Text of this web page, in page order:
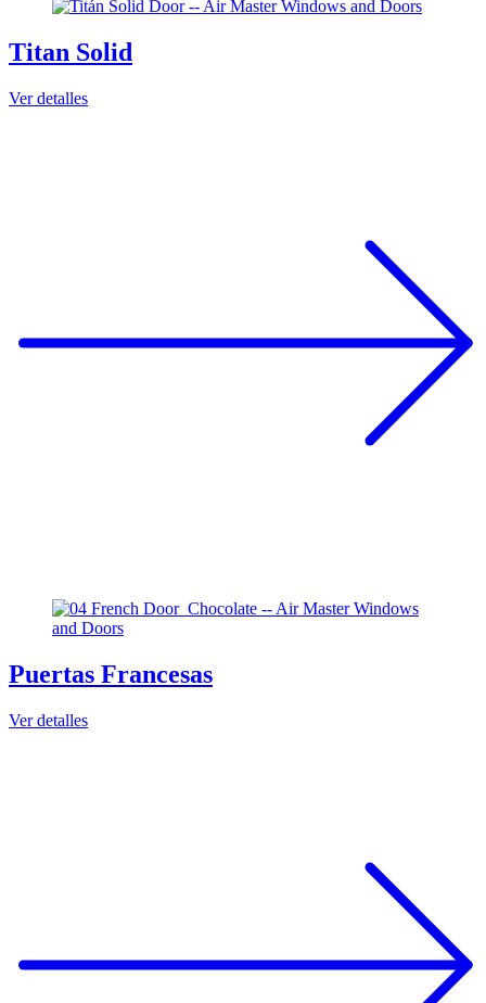
Titan Solid
Ver detalles
Puertas Francesas
Ver detalles